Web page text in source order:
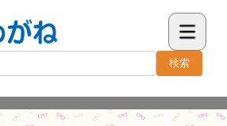
検索